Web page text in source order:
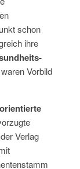
schon
ihre
Vorbild
Verlag